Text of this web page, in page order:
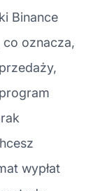
Binance
oznacza,
wypłat